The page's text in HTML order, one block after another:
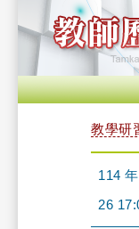
教學研
114
26